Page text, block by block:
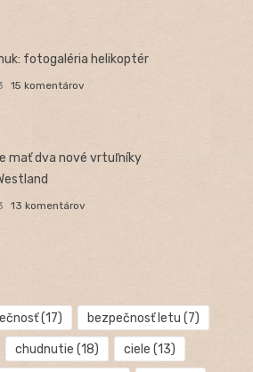
fotogaléria helikoptér
15 komentárov
mať dva nové vrtuľníky
13 komentárov
(17) bezpečnosť letu (7)
chudnutie (18) ciele (13)